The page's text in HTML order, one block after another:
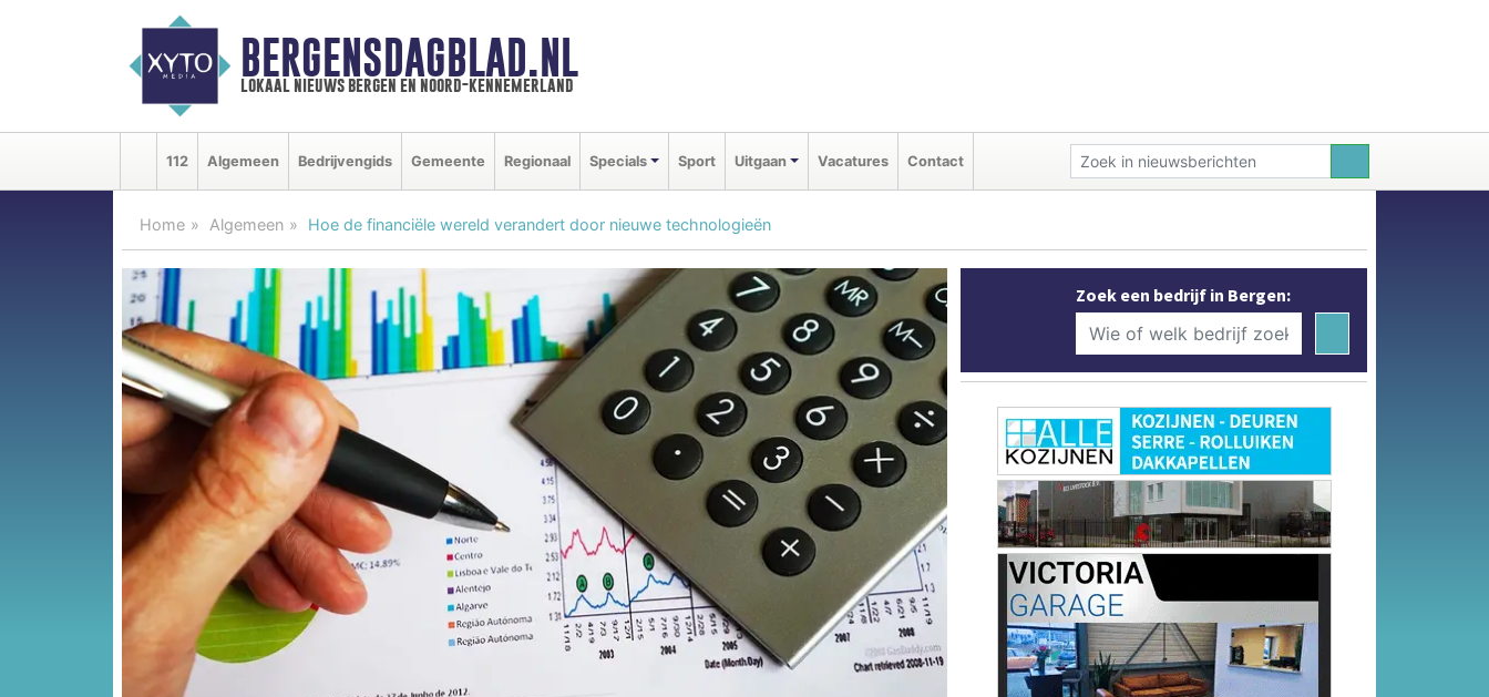
BERGENSDAGBLAD.NL
lokaal nieuws bergen en noord-kennemerland
112 Algemeen Bedrijvengids Gemeente Regionaal Specials Sport Uitgaan Vacatures Contact
Home Algemeen Hoe de financiële wereld verandert door nieuwe technologieën
Zoek een bedrijf in Bergen: